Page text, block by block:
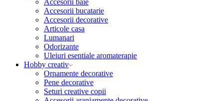
Accesorii baie
Accesorii bucatarie
Accesorii decorative
Articole casa
Lumanari
Odorizante
Uleiuri esentiale aromaterapie
Hobby creativ
Ornamente decorative
Pene decorative
Seturi creative copii